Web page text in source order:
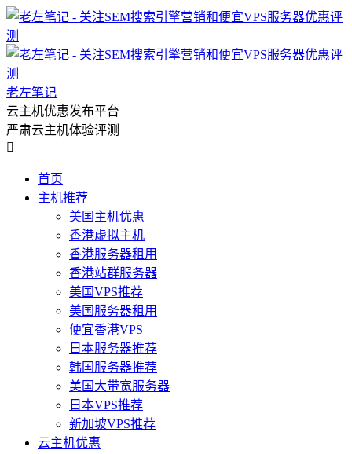
老左笔记
云主机优惠发布平台
严肃云主机体验评测

首页
主机推荐
美国主机优惠
香港虚拟主机
香港服务器租用
香港站群服务器
美国VPS推荐
美国服务器租用
便宜香港VPS
日本服务器推荐
韩国服务器推荐
美国大带宽服务器
日本VPS推荐
新加坡VPS推荐
云主机优惠